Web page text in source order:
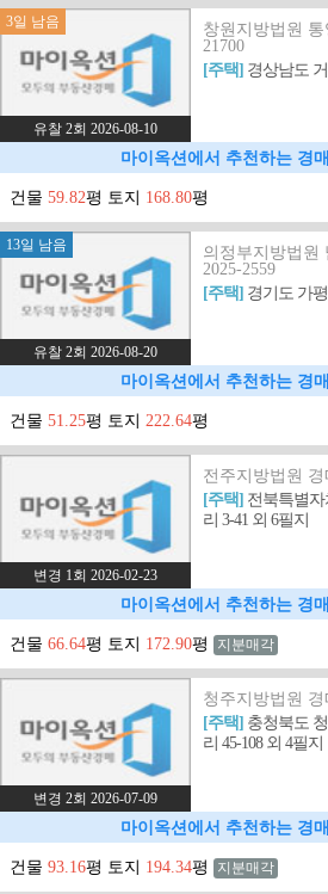
3일 남음
유찰 2회 2026-08-10
창원지방법원
21700
[주택] 경상남도
마이옥션에서 추천하는 경
건물 59.82평 토지 168.80평
13일 남음
유찰 2회 2026-08-20
의정부지방법원
2025-2559
[주택] 경기도 가
마이옥션에서 추천하는 경
건물 51.25평 토지 222.64평
변경 1회 2026-02-23
전주지방법원 경
[주택] 전북특별
리 3-41 외 6필지
마이옥션에서 추천하는 경
건물 66.64평 토지 172.90평 지분매각
변경 2회 2026-07-09
청주지방법원 경
[주택] 충청북도
리 45-108 외 4필지
마이옥션에서 추천하는 경
건물 93.16평 토지 194.34평 지분매각